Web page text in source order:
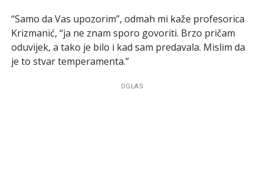
“Samo da Vas upozorim”, odmah mi kaže profesorica
Krizmanić, “ja ne znam sporo govoriti. Brzo pričam
oduvijek, a tako je bilo i kad sam predavala. Mislim da
je to stvar temperamenta.”
OGLAS